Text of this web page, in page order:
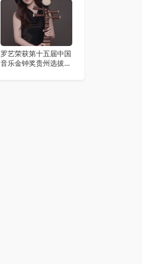
罗艺荣获第十五届中国
音乐金钟奖贵州选拔赛